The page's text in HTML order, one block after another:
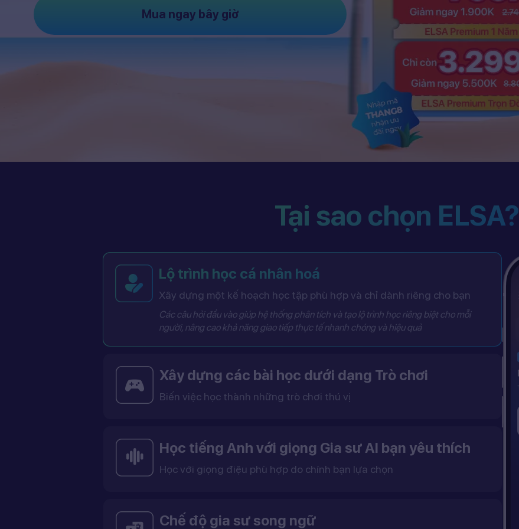
Mua ngay bây giờ
Tại sao chọn ELSA?
Lộ trình học cá nhân hoá
Xây dựng một kế hoạch học tập phù hợp và chỉ dành riêng cho bạn
Các câu hỏi đầu vào giúp hệ thống phân tích và tạo lộ trình học riêng biệt cho mỗi
người, nâng cao khả năng giao tiếp thực tế nhanh chóng và hiệu quả
Xây dựng các bài học dưới dạng Trò chơi
Biến việc học thành những trò chơi thú vị
Học tiếng Anh với giọng Gia sư AI bạn yêu thích
Học với giọng điệu phù hợp do chính bạn lựa chọn
Chế độ gia sư song ngữ